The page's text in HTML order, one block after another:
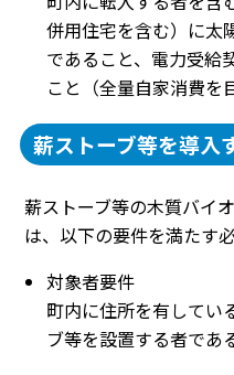
併用住宅を含む）に太
であること、電力受給
こと（全量自家消費を
薪ストーブ等を導入
薪ストーブ等の木質バイ
は、以下の要件を満たす
対象者要件
町内に住所を有してい
ブ等を設置する者であ